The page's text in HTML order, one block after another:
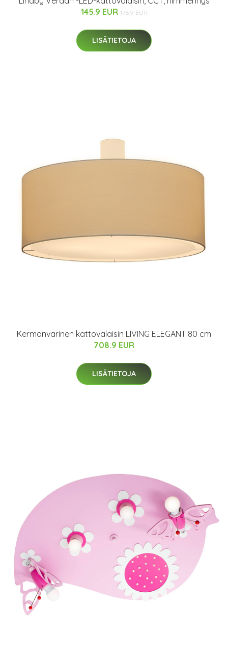
145.9 EUR 176.9 EUR
LISÄTIETOJA
Kermanvärinen kattovalaisin LIVING ELEGANT 80 cm
708.9 EUR
LISÄTIETOJA